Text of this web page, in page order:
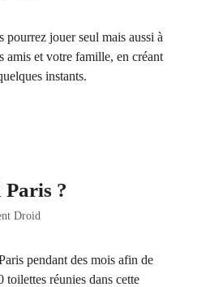
jouer seul mais aussi à
amis et votre famille, en créant
instants.
?
Droid
pendant des mois afin de
réunies dans cette